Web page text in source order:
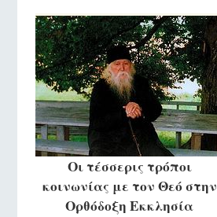
Οι τέσσερις τρόποι
κοινωνίας με τον Θεό στην
Ορθόδοξη Εκκλησία